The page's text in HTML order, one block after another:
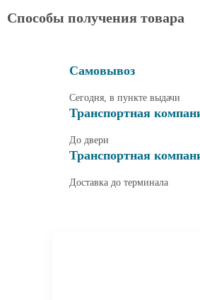
Способы получения товара
Самовывоз
Сегодня, в пункте выдачи
Транспортная
До двери
Транспортная
Доставка до терминала